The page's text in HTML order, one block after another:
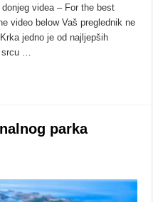
videa – For the best
video below Vaš preglednik ne
jedno je od najljepših
srcu …
parka